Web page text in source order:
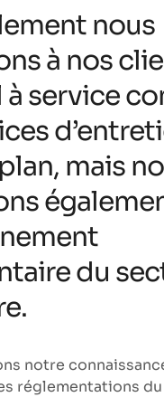
nous
à nos
à service
mais
du
notre
réglementations